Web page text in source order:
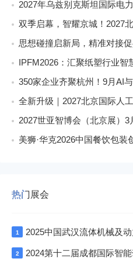
2027年乌兹别克斯坦国际电
双季启幕，智耀京城！2027
IPFM2026：汇聚纸塑行业智
350家企业齐聚杭州！9月AI
全新升级｜2027北京国际人
2027世亚智博会（北京展）3
美狮·华克2026中国餐饮包装
热门展会
1 2025中国武汉流体机械及
2 2024第十二届成都国际智